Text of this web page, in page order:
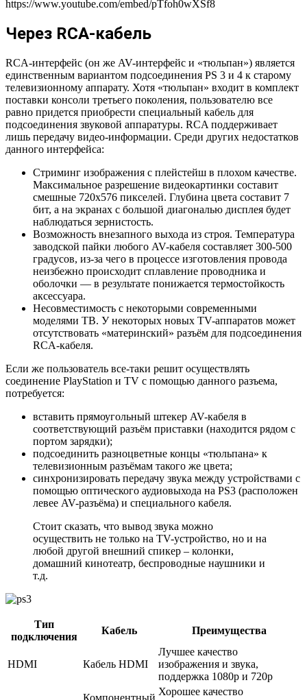
https://www.youtube.com/embed/pTfoh0wXSf8
Через RCA-кабель
RCA-интерфейс (он же AV-интерфейс и «тюльпан») является
единственным вариантом подсоединения PS 3 и 4 к старому
телевизионному аппарату. Хотя «тюльпан» входит в комплект
поставки консоли третьего поколения, пользователю все
равно придется приобрести специальный кабель для
подсоединения звуковой аппаратуры. RCA поддерживает
лишь передачу видео-информации. Среди других недостатков
данного интерфейса:
Стриминг изображения с плейстейш в плохом качестве.
Максимальное разрешение видеокартинки составит
смешные 720х576 пикселей. Глубина цвета составит 7
бит, а на экранах с большой диагональю дисплея будет
наблюдаться зернистость.
Возможность внезапного выхода из строя. Температура
заводской пайки любого AV-кабеля составляет 300-500
градусов, из-за чего в процессе изготовления провода
неизбежно происходит сплавление проводника и
оболочки — в результате понижается термостойкость
аксессуара.
Несовместимость с некоторыми современными
моделями ТВ. У некоторых новых TV-аппаратов может
отсутствовать «материнский» разъём для подсоединения
RCA-кабеля.
Если же пользователь все-таки решит осуществлять
соединение PlayStation и TV с помощью данного разъема,
потребуется:
вставить прямоугольный штекер AV-кабеля в
соответствующий разъём приставки (находится рядом с
портом зарядки);
подсоединить разноцветные концы «тюльпана» к
телевизионным разъёмам такого же цвета;
синхронизировать передачу звука между устройствами с
помощью оптического аудиовыхода на PS3 (расположен
левее AV-разъёма) и специального кабеля.
Стоит сказать, что вывод звука можно
осуществить не только на TV-устройство, но и на
любой другой внешний спикер – колонки,
домашний кинотеатр, беспроводные наушники и
т.д.
Тип
подключения
Кабель Преимущества
HDMI Кабель HDMI
Лучшее качество
изображения и звука,
поддержка 1080p и 720p
Компонентный
Хорошее качество